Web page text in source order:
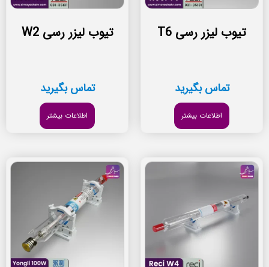
تیوب لیزر رسی T6
تماس بگیرید
اطلاعات بیشتر
تیوب لیزر رسی W2
تماس بگیرید
اطلاعات بیشتر